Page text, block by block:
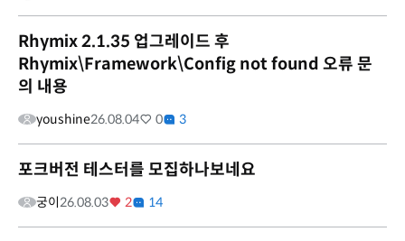
Rhymix 2.1.35 업그레이드 후
Rhymix\Framework\Config not found 오류 문
의 내용
youshine26.08.04 0 3
포크버전 테스터를 모집하나보네요
궁이26.08.03 2 14